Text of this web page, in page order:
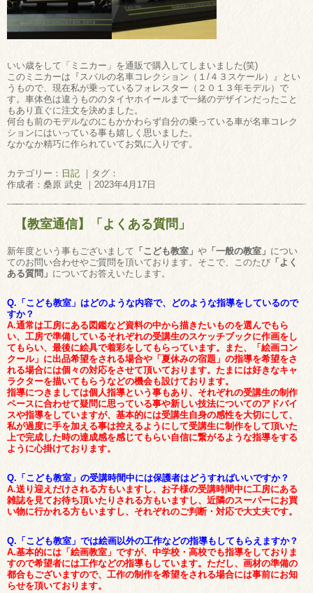
いい歳をして「ミニカー」を通販で購入してしまいました(笑)
このミニカーは『スバルの名車コレクション（１/４３スケール）』とい
うもので、現在私が乗っているフォレスター（２０１３年モデル）で
す。車体色は違うもののタイヤホイールまで一緒のデザインだったこと
もあり直ぐに注文を決めました。
何台も前のモデルなのにもかかわらず自分の乗っている車が名車コレク
ションにはいっている事も嬉しく思いました。
なかなか精巧に作られていてお気に入りです。
カテゴリー： 日記 ｜タグ：
作成者：桑原 武史 ｜2023年4月17日
【教室通信】「よくある質問」
新年度という事もございまして 「こども教室」 や 「一般の教室」 につい
てのお問い合わせやご質問を頂いております。そこで、このたび 「よく
ある質問」 についてお答えいたします。
Q.「こども教室」はどのような内容で、どのような指導をしているので
すか？
A.通常は工房にある図鑑など資料の中から描きたいものを選んでもら
い、工房で準備しているそれぞれの受講生のスケッチブックに作画をし
てもらい、最後に絵具で着彩をしてもらっています。また、「絵画コン
クール」に出品希望をされる場合や「夏休みの宿題」の指導を希望をさ
れる場合には個々の対応をさせて頂いております。たまには好きなキャ
ラクターを描いてもらうなどの機会も設けております。
指導につきましては個人指導という事もあり、それぞれの受講生の制作
ペースに合わせて疑問に思っている事や新しい技法についてのアドバイ
スや指導をしていますが、基本的には受講生自身の感性を大切にして、
私が過度に手を加える事は控えるようにして受講生に制作をして頂いた
上で完成した時の達成感を感じてもらい自信に繋がるような指導をする
ように心掛けております。
Q.「こども教室」の受講時間中には保護者はどうすればいいですか？
A.送り迎えだけされる方もいますし、お子様の受講時間中に工房にある
雑誌を見てお待ち頂いたりされる方もいますし、近隣のスーパーにお買
い物に行かれる方もいますし、それぞれのご判断・対応で大丈夫です。
Q.「こども教室」では絵画以外の工作などの指導もしてもらえますか？
A.基本的には「絵画教室」ですが、中学校・高校でも指導をしておりま
すので希望者には工作などの指導もしています。ただし、画材の準備の
都合もございますので、工作の制作を希望をされる場合には事前にお知
らせを頂いております。